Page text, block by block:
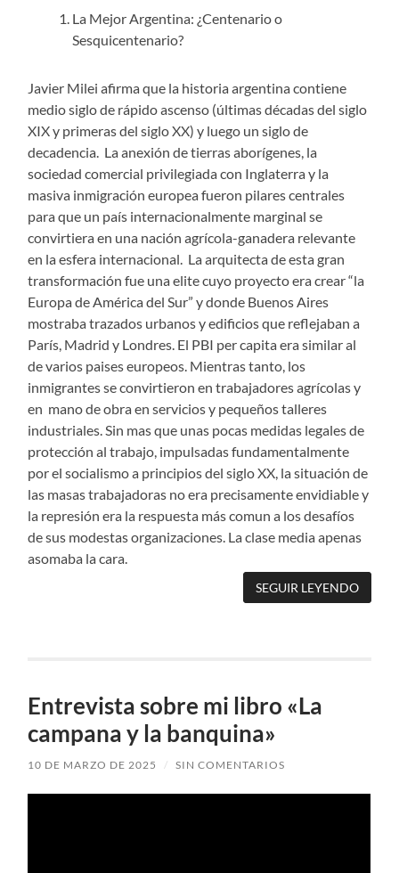
La Mejor Argentina: ¿Centenario o
Sesquicentenario?
Javier Milei afirma que la historia argentina contiene
medio siglo de rápido ascenso (últimas décadas del siglo
XIX y primeras del siglo XX) y luego un siglo de
decadencia. La anexión de tierras aborígenes, la
sociedad comercial privilegiada con Inglaterra y la
masiva inmigración europea fueron pilares centrales
para que un país internacionalmente marginal se
convirtiera en una nación agrícola-ganadera relevante
en la esfera internacional. La arquitecta de esta gran
transformación fue una elite cuyo proyecto era crear “la
Europa de América del Sur” y donde Buenos Aires
mostraba trazados urbanos y edificios que reflejaban a
París, Madrid y Londres. El PBI per capita era similar al
de varios paises europeos. Mientras tanto, los
inmigrantes se convirtieron en trabajadores agrícolas y
en mano de obra en servicios y pequeños talleres
industriales. Sin mas que unas pocas medidas legales de
protección al trabajo, impulsadas fundamentalmente
por el socialismo a principios del siglo XX, la situación de
las masas trabajadoras no era precisamente envidiable y
la represión era la respuesta más comun a los desafíos
de sus modestas organizaciones. La clase media apenas
asomaba la cara.
SEGUIR LEYENDO
Entrevista sobre mi libro «La
campana y la banquina»
10 DE MARZO DE 2025 / SIN COMENTARIOS